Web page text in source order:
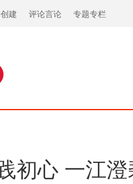
建 评论言论 专题专栏
初心 一江